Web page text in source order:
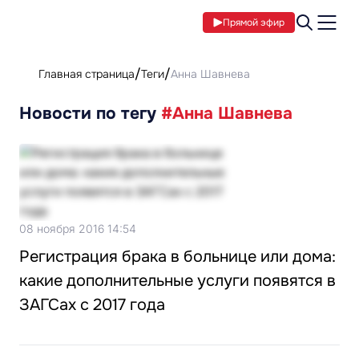
Прямой эфир
Главная страница Теги Анна Шавнева
Новости по тегу #Анна Шавнева
08 ноября 2016 14:54
Регистрация брака в больнице или дома:
какие дополнительные услуги появятся в
ЗАГСах с 2017 года